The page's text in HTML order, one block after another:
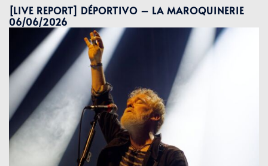
[LIVE REPORT] DÉPORTIVO – LA MAROQUINERIE
06/06/2026